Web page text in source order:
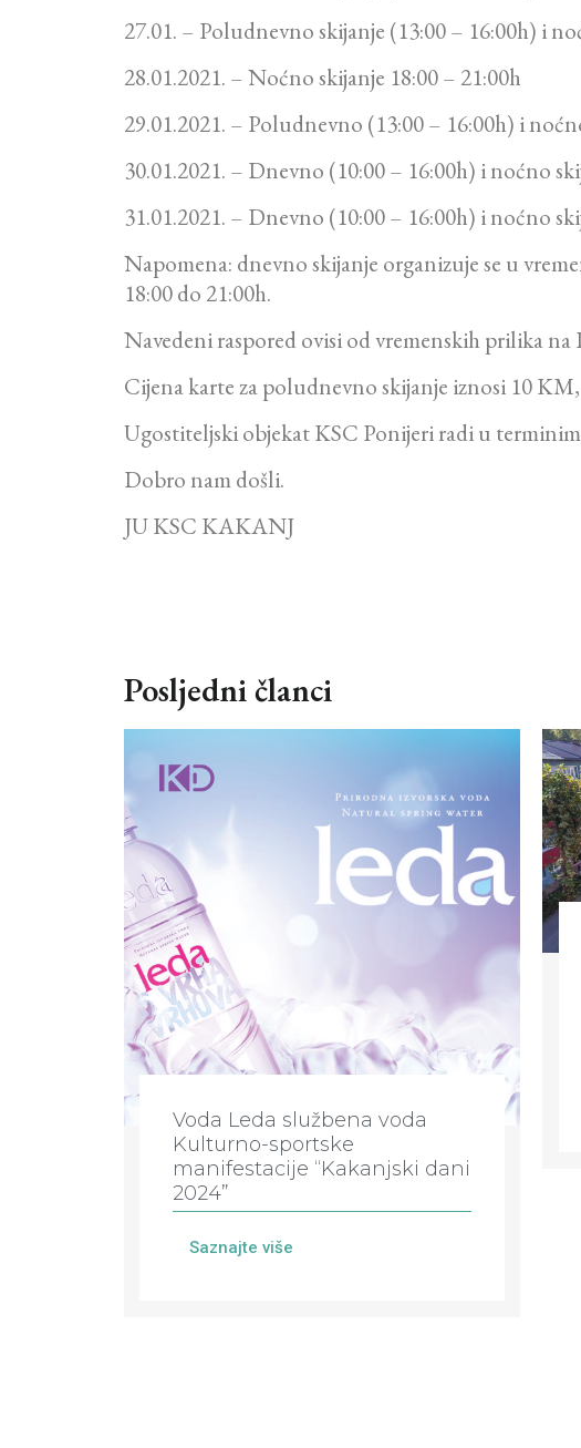
27.01. – Poludnevno skijanje (13:00 – 16:00h) i
28.01.2021. – Noćno skijanje 18:00 – 21:00h
29.01.2021. – Poludnevno (13:00 – 16:00h) i
30.01.2021. – Dnevno (10:00 – 16:00h) i noćno
31.01.2021. – Dnevno (10:00 – 16:00h) i noćno
Napomena: dnevno skijanje organizuje se u
18:00 do 21:00h.
Navedeni raspored ovisi od vremenskih prilika
Cijena karte za poludnevno skijanje iznosi 10
Ugostiteljski objekat KSC Ponijeri radi u
Dobro nam došli.
JU KSC KAKANJ
Posljedni članci
Voda Leda službena voda
Kulturno-sportske
manifestacije “Kakanjski dani
2024”
Saznajte više